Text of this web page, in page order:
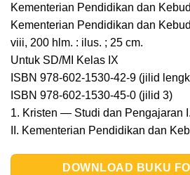
Kementerian Pendidikan dan
Kementerian Pendidikan dan
viii, 200 hlm. : ilus. ; 25 cm.
Untuk SD/MI Kelas IX
ISBN 978-602-1530-42-9 (jilid
ISBN 978-602-1530-45-0 (jilid 3)
1. Kristen — Studi dan Pengajaran
II. Kementerian Pendidikan dan
DOWNLOAD BUKU